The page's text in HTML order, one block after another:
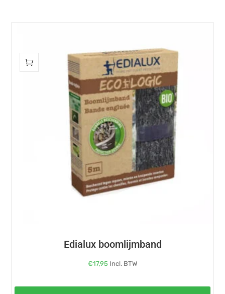
Edialux boomlijmband
€17,95 Incl. BTW